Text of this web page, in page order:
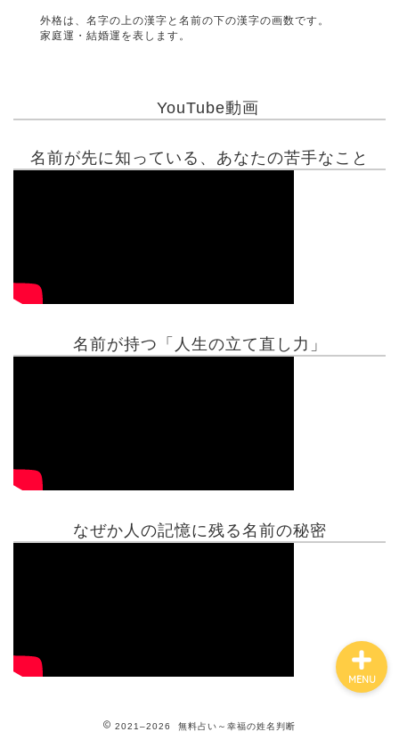
外格は、名字の上の漢字と名前の下の漢字の画数です。
家庭運・結婚運を表します。
YouTube動画
名前が先に知っている、あなたの苦手なこと
名前が持つ「人生の立て直し力」
なぜか人の記憶に残る名前の秘密
2021–2026 無料占い～幸福の姓名判断
MENU